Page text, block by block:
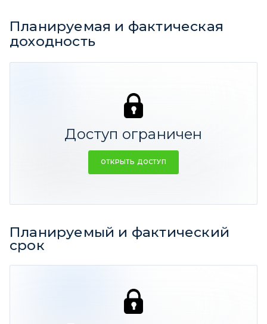
Планируемая и фактическая
доходность
Доступ ограничен
ОТКРЫТЬ ДОСТУП
СРЕДНЕЕ
Средняя прогнозная доходность идеи
Планируемый и фактический
срок
365